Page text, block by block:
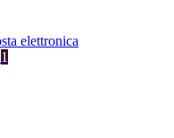
elettronica
1